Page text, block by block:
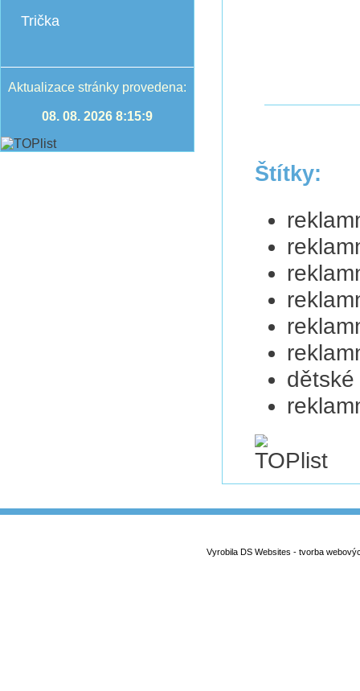
Trička
Aktualizace stránky provedena:
08. 08. 2026 8:15:9
Štítky:
Vyrobila DS Websites - tvorba